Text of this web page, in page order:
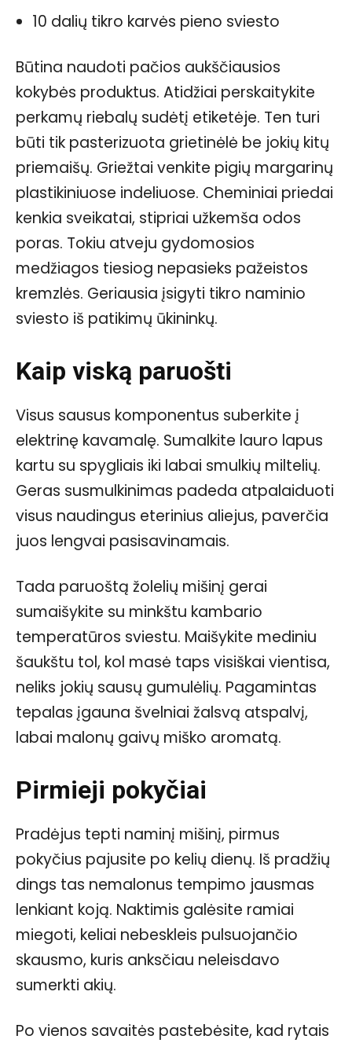
10 dalių tikro karvės pieno sviesto
Būtina naudoti pačios aukščiausios
kokybės produktus. Atidžiai perskaitykite
perkamų riebalų sudėtį etiketėje. Ten turi
būti tik pasterizuota grietinėlė be jokių kitų
priemaišų. Griežtai venkite pigių margarinų
plastikiniuose indeliuose. Cheminiai priedai
kenkia sveikatai, stipriai užkemša odos
poras. Tokiu atveju gydomosios
medžiagos tiesiog nepasieks pažeistos
kremzlės. Geriausia įsigyti tikro naminio
sviesto iš patikimų ūkininkų.
Kaip viską paruošti
Visus sausus komponentus suberkite į
elektrinę kavamalę. Sumalkite lauro lapus
kartu su spygliais iki labai smulkių miltelių.
Geras susmulkinimas padeda atpalaiduoti
visus naudingus eterinius aliejus, paverčia
juos lengvai pasisavinamais.
Tada paruoštą žolelių mišinį gerai
sumaišykite su minkštu kambario
temperatūros sviestu. Maišykite mediniu
šaukštu tol, kol masė taps visiškai vientisa,
neliks jokių sausų gumulėlių. Pagamintas
tepalas įgauna švelniai žalsvą atspalvį,
labai malonų gaivų miško aromatą.
Pirmieji pokyčiai
Pradėjus tepti naminį mišinį, pirmus
pokyčius pajusite po kelių dienų. Iš pradžių
dings tas nemalonus tempimo jausmas
lenkiant koją. Naktimis galėsite ramiai
miegoti, keliai nebeskleis pulsuojančio
skausmo, kuris anksčiau neleisdavo
sumerkti akių.
Po vienos savaitės pastebėsite, kad rytais